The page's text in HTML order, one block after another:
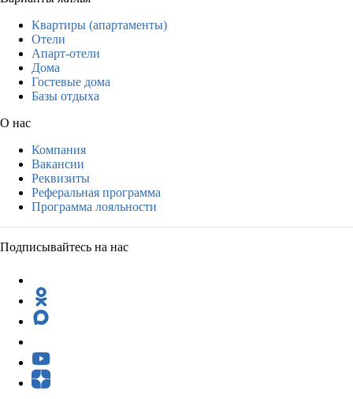
Квартиры (апартаменты)
Отели
Апарт-отели
Дома
Гостевые дома
Базы отдыха
О нас
Компания
Вакансии
Реквизиты
Реферальная программа
Программа лояльности
Подписывайтесь на нас